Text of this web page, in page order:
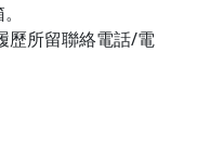
歷所留聯絡電話/電